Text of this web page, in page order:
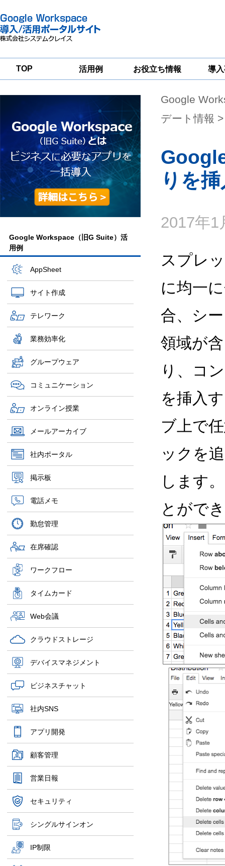
TOP 活用例 お役立ち情報
一
導
グループウェア
移行支援
Google
Workspace
セキュリティ
対策サービス
Google Workspace（旧G Suite）活
用例
AppSheet
サイト作成
テレワーク
業務効率化
グループウェア
コミュニケーション
オンライン授業
メールアーカイブ
社内ポータル
掲示板
電話メモ
勤怠管理
在席確認
ワークフロー
タイムカード
Web会議
クラウドストレージ
デバイスマネジメント
ビジネスチャット
社内SNS
アプリ開発
顧客管理
営業日報
セキュリティ
シングルサインオン
IP制限
Google
デート情報
りを
2017年1
スプレ
に均一
合、シ
領域が
り、コ
を挿入
ブ上で
ックを
します
とがで